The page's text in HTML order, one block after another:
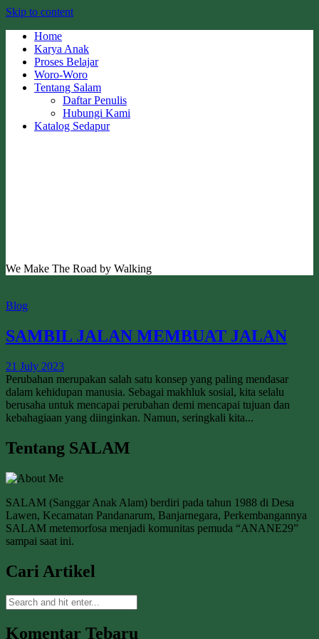
Skip to content
Home
Karya Anak
Proses Belajar
Woro-Woro
Tentang Salam
Daftar Penulis
Hubungi Kami
Katalog Sedapur
We Make The Road by Walking
Blog
SAMBIL JALAN MEMBUAT JALAN
21 July 2023
Perubahan merupakan salah satu konsep yang paling mendasar
dalam kehidupan manusia. Sebagai makhluk sosial, kita selalu
berusaha untuk mencapai perubahan demi mencapai tujuan dan
kebahagiaan yang diinginkan. Namun, seringkali kita...
Tentang SALAM
SALAM (Sanggar Anak Alam) berdiri pada tahun 1988 di Desa
Lawen, Kecamatan Pandanarum, Banjarnegara, Perkembangannya
SALAM metemorfosa menjadi komunitas pemuda “ANANE29”
sampai saat ini.
Cari Artikel
Komentar Tebaru